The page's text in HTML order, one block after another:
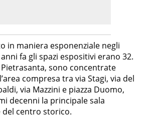
in maniera esponenziale negli
fa gli spazi espositivi erano 32.
Pietrasanta, sono concentrate
compresa tra via Stagi, via del
via Mazzini e piazza Duomo,
decenni la principale sala
centro storico.